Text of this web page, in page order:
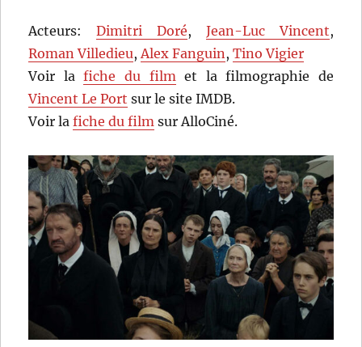
Acteurs:Dimitri Doré, Jean-Luc Vincent,
Roman Villedieu,Alex Fanguin,Tino Vigier
Voir lafiche du filmet la filmographie de
Vincent Le Port sur le site IMDB.
Voir lafiche du film sur AlloCiné.